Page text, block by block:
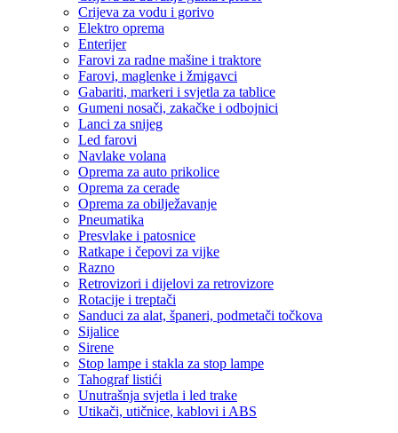
Crijeva za vodu i gorivo
Elektro oprema
Enterijer
Farovi za radne mašine i traktore
Farovi, maglenke i žmigavci
Gabariti, markeri i svjetla za tablice
Gumeni nosači, zakačke i odbojnici
Lanci za snijeg
Led farovi
Navlake volana
Oprema za auto prikolice
Oprema za cerade
Oprema za obilježavanje
Pneumatika
Presvlake i patosnice
Ratkape i čepovi za vijke
Razno
Retrovizori i dijelovi za retrovizore
Rotacije i treptači
Sanduci za alat, španeri, podmetači točkova
Sijalice
Sirene
Stop lampe i stakla za stop lampe
Tahograf listići
Unutrašnja svjetla i led trake
Utikači, utičnice, kablovi i ABS